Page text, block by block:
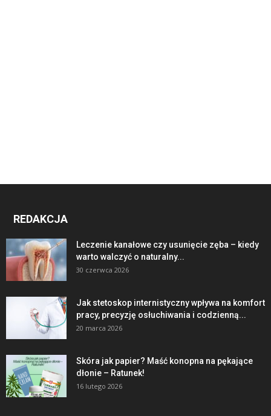
REDAKCJA
Leczenie kanałowe czy usunięcie zęba – kiedy
warto walczyć o naturalny...
30 czerwca 2026
Jak stetoskop internistyczny wpływa na komfort
pracy, precyzję osłuchiwania i codzienną...
20 marca 2026
Skóra jak papier? Maść konopna na pękające
dłonie – Ratunek!
16 lutego 2026